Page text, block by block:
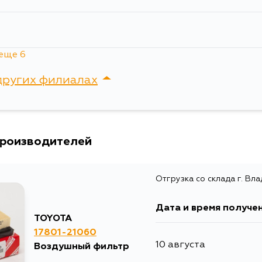
6
филиалах
TOYOTA
17801-21060
Воздушный фильтр
Отгрузка со склада г.
Дата и время
10 августа